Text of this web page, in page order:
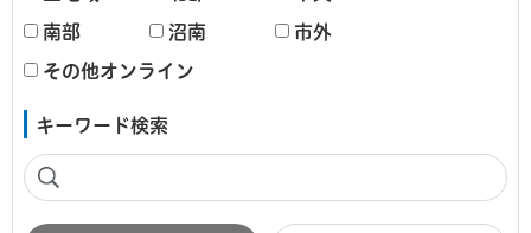
南部 沼南 市外
その他オンライン
キーワード検索